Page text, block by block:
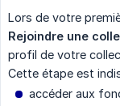
Lors de votre
Rejoindre une
profil de votre
Cette étape est
accéder aux